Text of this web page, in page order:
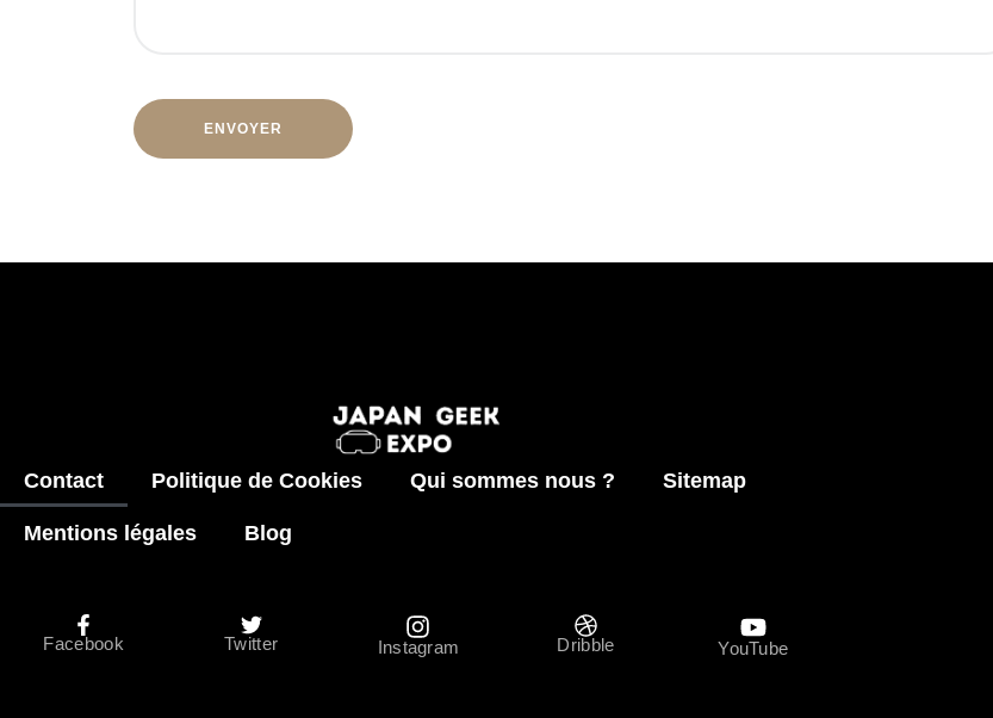
Contact Politique de Cookies Qui sommes nous ? Sitemap
Mentions légales Blog
Facebook Twitter Instagram Dribble YouTube